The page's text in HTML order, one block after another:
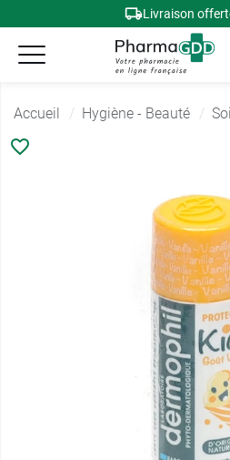
Livraison
Accueil Hygiène - Beauté